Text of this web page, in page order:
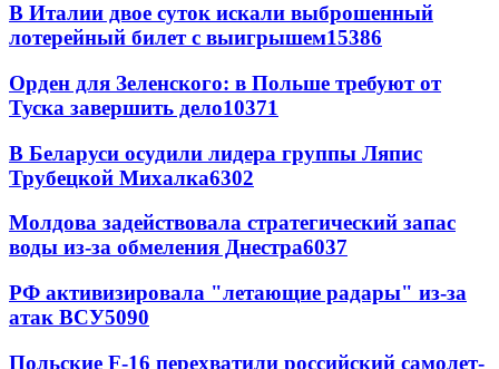
В Италии двое суток искали выброшенный
лотерейный билет с выигрышем15386
Орден для Зеленского: в Польше требуют от
Туска завершить дело10371
В Беларуси осудили лидера группы Ляпис
Трубецкой Михалка6302
Молдова задействовала стратегический запас
воды из-за обмеления Днестра6037
РФ активизировала "летающие радары" из-за
атак ВСУ5090
Польские F-16 перехватили российский самолет-